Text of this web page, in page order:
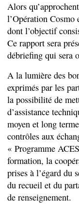
Alors
l’Opération Cosmo
dont l’objectif
Ce rapport sera
débriefing qui sera
A la lumière des
exprimés par les
la possibilité de
d’assistance
moyen et long
contrôles aux
« Programme
formation, la
prises à l’égard du
du recueil et du
de renseignement.